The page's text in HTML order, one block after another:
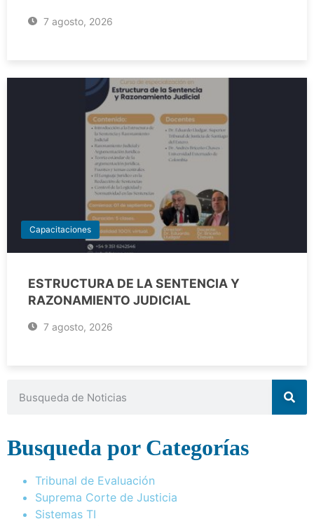
7 agosto, 2026
Capacitaciones
ESTRUCTURA DE LA SENTENCIA Y
RAZONAMIENTO JUDICIAL
7 agosto, 2026
Busqueda por Categorías
Tribunal de Evaluación
Suprema Corte de Justicia
Sistemas TI